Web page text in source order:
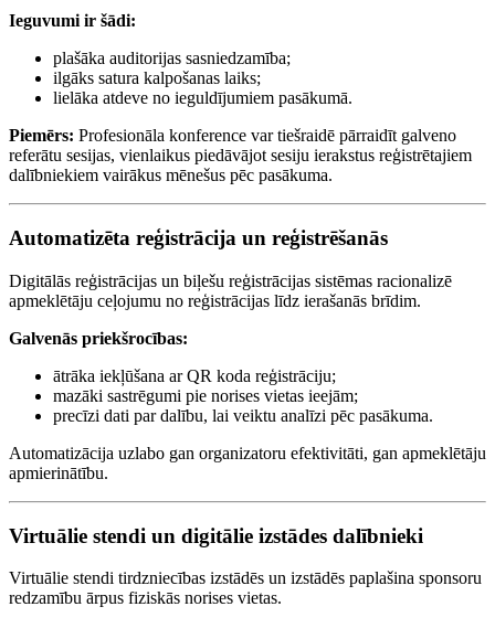
Ieguvumi ir šādi:
plašāka auditorijas sasniedzamība;
ilgāks satura kalpošanas laiks;
lielāka atdeve no ieguldījumiem pasākumā.
Piemērs: Profesionāla konference var tiešraidē pārraidīt galveno
referātu sesijas, vienlaikus piedāvājot sesiju ierakstus reģistrētajiem
dalībniekiem vairākus mēnešus pēc pasākuma.
Automatizēta reģistrācija un reģistrēšanās
Digitālās reģistrācijas un biļešu reģistrācijas sistēmas racionalizē
apmeklētāju ceļojumu no reģistrācijas līdz ierašanās brīdim.
Galvenās priekšrocības:
ātrāka iekļūšana ar QR koda reģistrāciju;
mazāki sastrēgumi pie norises vietas ieejām;
precīzi dati par dalību, lai veiktu analīzi pēc pasākuma.
Automatizācija uzlabo gan organizatoru efektivitāti, gan apmeklētāju
apmierinātību.
Virtuālie stendi un digitālie izstādes dalībnieki
Virtuālie stendi tirdzniecības izstādēs un izstādēs paplašina sponsoru
redzamību ārpus fiziskās norises vietas.